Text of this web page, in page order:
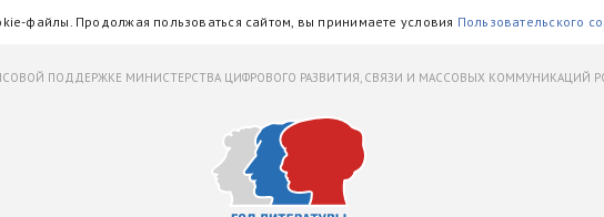
файлы. Продолжая пользоваться сайтом, вы принимаете условия Пользовательского
ПОДДЕРЖКЕ МИНИСТЕРСТВА ЦИФРОВОГО РАЗВИТИЯ, СВЯЗИ И МАССОВЫХ КОММУНИКАЦИЙ